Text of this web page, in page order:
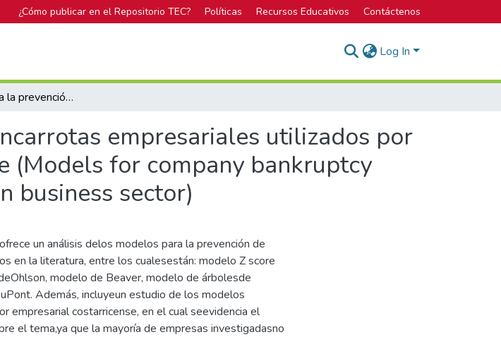
¿Cómo publicar en el Repositorio TEC? Políticas Recursos Educativos Contáctenos
Log In
Modelos para la prevención de bancarrotas empresariales utilizados por el sector empresarial costarricense (Models for company bankruptcy prevention used by the Costa Rican business sector)
empresariales utilizados por
(Models for company bankruptcy
business sector)
un análisis delos modelos para la prevención de
en la literatura, entre los cualesestán: modelo Z score
modelo de Beaver, modelo de árbolesde
Además, incluyeun estudio de los modelos
empresarial costarricense, en el cual seevidencia el
el tema,ya que la mayoría de empresas investigadasno